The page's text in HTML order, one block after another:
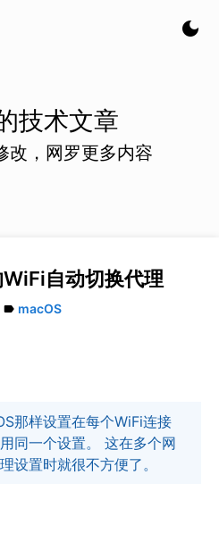
dark_mode
技术文章
改，网罗更多内容
自动切换代理
label macOS
那样设置在每个WiFi连接
同一个设置。 这在多个网
设置时就很不方便了。